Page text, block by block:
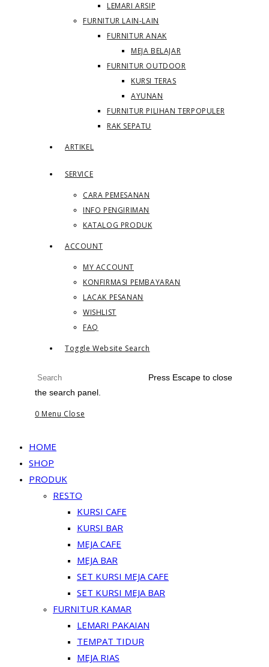
LEMARI ARSIP
FURNITUR LAIN-LAIN
FURNITUR ANAK
MEJA BELAJAR
FURNITUR OUTDOOR
KURSI TERAS
AYUNAN
FURNITUR PILIHAN TERPOPULER
RAK SEPATU
ARTIKEL
SERVICE
CARA PEMESANAN
INFO PENGIRIMAN
KATALOG PRODUK
ACCOUNT
MY ACCOUNT
KONFIRMASI PEMBAYARAN
LACAK PESANAN
WISHLIST
FAQ
Toggle Website Search
Press Escape to close
the search panel.
0 Menu Close
HOME
SHOP
PRODUK
RESTO
KURSI CAFE
KURSI BAR
MEJA CAFE
MEJA BAR
SET KURSI MEJA CAFE
SET KURSI MEJA BAR
FURNITUR KAMAR
LEMARI PAKAIAN
TEMPAT TIDUR
MEJA RIAS